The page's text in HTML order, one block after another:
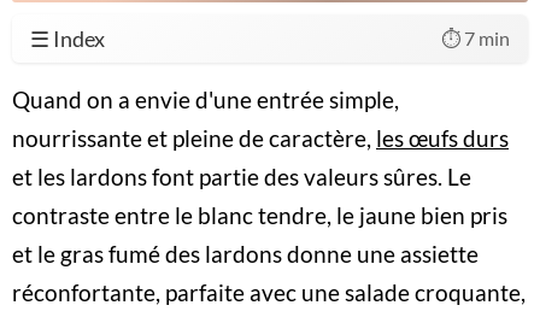
☰ Index ⏱️ 7 min
Quand on a envie d'une entrée simple,
nourrissante et pleine de caractère, les œufs durs
et les lardons font partie des valeurs sûres. Le
contraste entre le blanc tendre, le jaune bien pris
et le gras fumé des lardons donne une assiette
réconfortante, parfaite avec une salade croquante,